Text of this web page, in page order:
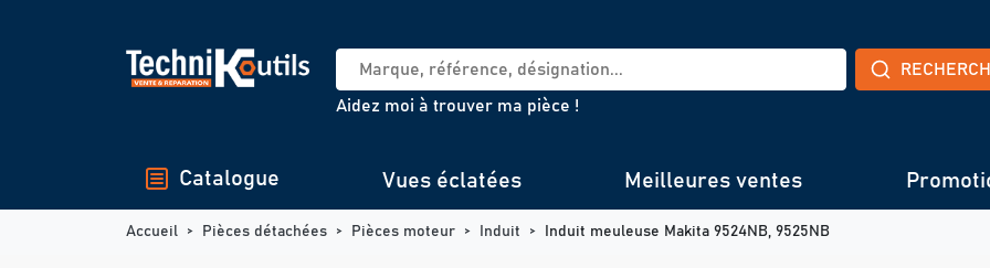
Aidez moi à trouver ma pièce !
Catalogue Vues éclatées Meilleures ventes
Accueil Pièces détachées Pièces moteur Induit Induit meuleuse Makita 9524NB, 9525NB